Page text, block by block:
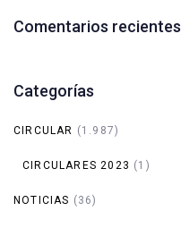
Comentarios recientes
Categorías
CIRCULAR (1.987)
CIRCULARES 2023 (1)
NOTICIAS (36)